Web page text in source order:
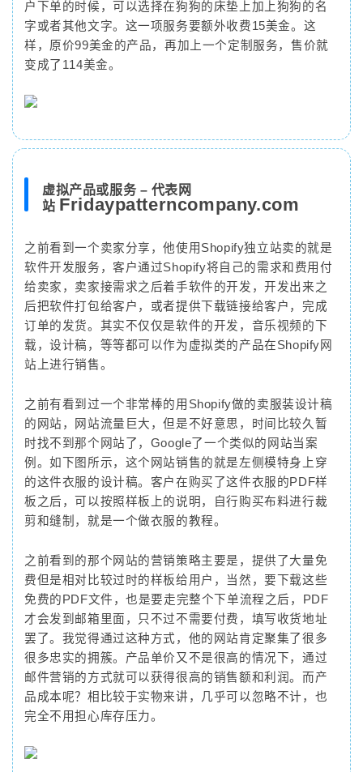
户下单的时候，可以选择在狗狗的床垫上加上狗狗的名
字或者其他文字。这一项服务要额外收费15美金。这
样，原价99美金的产品，再加上一个定制服务，售价就
变成了114美金。
虚拟产品或服务 – 代表网
站 Fridaypatterncompany.com
之前看到一个卖家分享，他使用Shopify独立站卖的就是
软件开发服务，客户通过Shopify将自己的需求和费用付
给卖家，卖家接需求之后着手软件的开发，开发出来之
后把软件打包给客户，或者提供下载链接给客户，完成
订单的发货。其实不仅仅是软件的开发，音乐视频的下
载，设计稿，等等都可以作为虚拟类的产品在Shopify网
站上进行销售。
之前有看到过一个非常棒的用Shopify做的卖服装设计稿
的网站，网站流量巨大，但是不好意思，时间比较久暂
时找不到那个网站了，Google了一个类似的网站当案
例。如下图所示，这个网站销售的就是左侧模特身上穿
的这件衣服的设计稿。客户在购买了这件衣服的PDF样
板之后，可以按照样板上的说明，自行购买布料进行裁
剪和缝制，就是一个做衣服的教程。
之前看到的那个网站的营销策略主要是，提供了大量免
费但是相对比较过时的样板给用户，当然，要下载这些
免费的PDF文件，也是要走完整个下单流程之后，PDF
才会发到邮箱里面，只不过不需要付费，填写收货地址
罢了。我觉得通过这种方式，他的网站肯定聚集了很多
很多忠实的拥簇。产品单价又不是很高的情况下，通过
邮件营销的方式就可以获得很高的销售额和利润。而产
品成本呢？相比较于实物来讲，几乎可以忽略不计，也
完全不用担心库存压力。